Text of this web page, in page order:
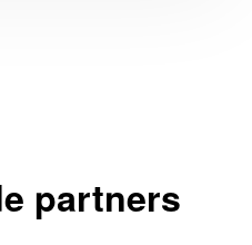
partners